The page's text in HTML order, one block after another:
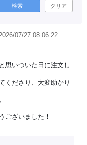
検索 クリア
07/27 08:06:22
思いついた日に注文し
くださり、大変助かり
ございました！